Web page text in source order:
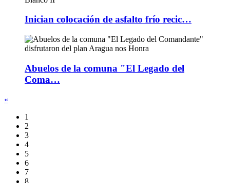
Inician colocación de asfalto frío recic…
Abuelos de la comuna "El Legado del
Coma…
«
1
2
3
4
5
6
7
8